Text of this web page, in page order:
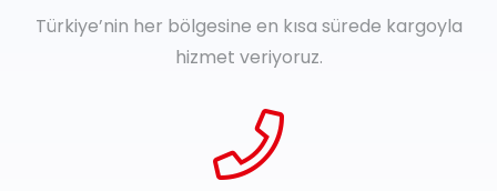
Türkiye’nin her bölgesine en kısa sürede kargoyla
hizmet veriyoruz.